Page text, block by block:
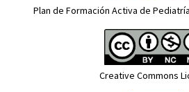
Plan de Formación Activa de
Creative Commons